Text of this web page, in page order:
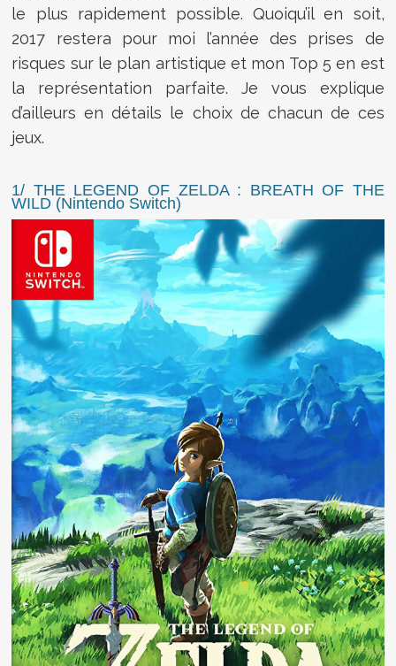
le plus rapidement possible. Quoiqu’il en soit,
2017 restera pour moi l’année des prises de
risques sur le plan artistique et mon Top 5 en est
la représentation parfaite. Je vous explique
d’ailleurs en détails le choix de chacun de ces
jeux.
1/ THE LEGEND OF ZELDA : BREATH OF THE
WILD (Nintendo Switch)